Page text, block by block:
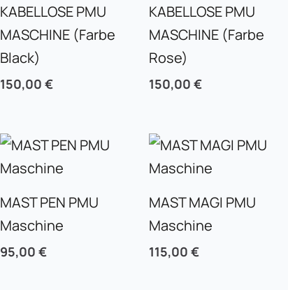
KABELLOSE PMU
MASCHINE (Farbe
Black)
150,00 €
KABELLOSE PMU
MASCHINE (Farbe
Rose)
150,00€
MAST PEN PMU
Maschine
95,00 €
MAST MAGI PMU
Maschine
115,00€